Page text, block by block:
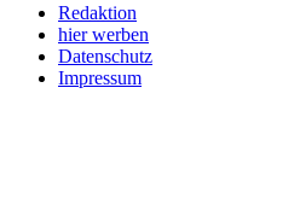
Redaktion
hier werben
Datenschutz
Impressum